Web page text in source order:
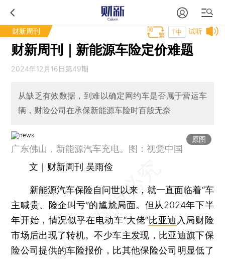
财新周刊 试听
T中
财新周刊｜新能源车险定价难题
2024年12月16日第49期
从缺乏有效数据，到难以确定网约车是否属于营运车
辆，财险公司在承保新能源车险时百般无奈
原图
广东佛山，新能源汽车充电。图：视觉中国
文｜财新周刊 吴雨俭
新能源汽车保险自问世以来，就一直面临着“车
主喊贵、险企叫亏”的尴尬局面。但从2024年下半
年开始，情况似乎在电动车“大佬”比亚迪 入局财险
市场后出现了转机。不少车主发现，比亚迪旗下保
险公司提供的车险报价，比其他保险公司明显低了